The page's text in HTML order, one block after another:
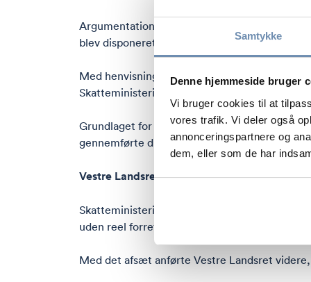
Samtykke
Denne hjemmeside bruger
Vi bruger cookies til at
vores trafik. Vi deler også
annonceringspartnere og
dem, eller som de har
Argumentationen fra Skatteministeriets side
blev disponeret i skatteyders interesse og
Med henvisning til skatteforvaltningslovens §
Skatteministeriet gældende, at beskatningen
Grundlaget for Skatteministeriets
gennemførte dispositioner bortfalder.
Vestre Landsrets begrundelse
Skatteministeriet tabte sagen, idet Vestre
uden reel forretningsmæssig begrundelse og
Med det afsæt anførte Vestre Landsret